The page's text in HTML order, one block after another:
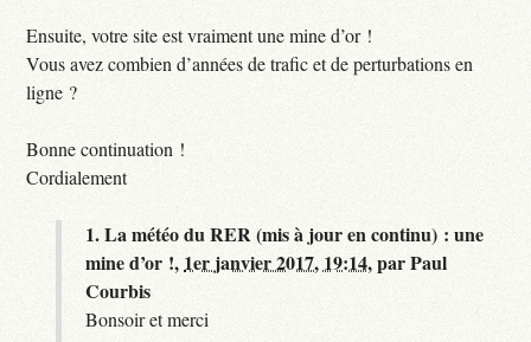
Ensuite, votre site est vraiment une mine d’or !
Vous avez combien d’années de trafic et de perturbations en
ligne ?
Bonne continuation !
Cordialement
1.La météo du RER (mis à jour en continu) : une
mine d’or !, 1er janvier 2017, 19:14,parPaul
Courbis
Bonsoir et merci